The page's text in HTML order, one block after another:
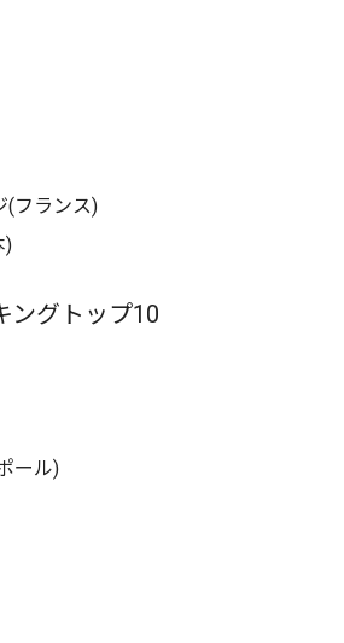
(フランス)
)
ングトップ10
ール)